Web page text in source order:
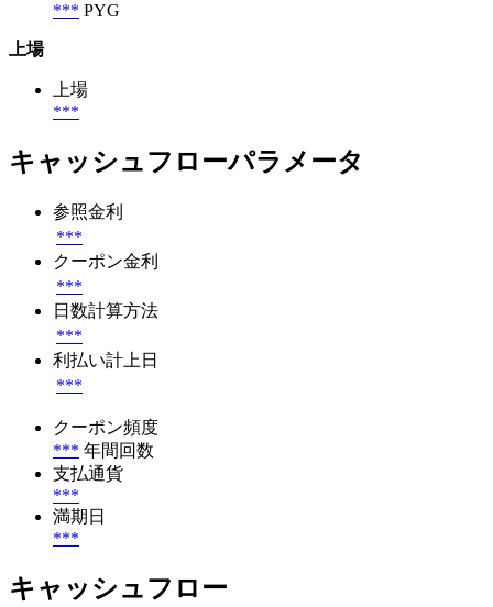
*** PYG
上場
上場
***
キャッシュフローパラメータ
参照金利
***
クーポン金利
***
日数計算方法
***
利払い計上日
***
クーポン頻度
*** 年間回数
支払通貨
***
満期日
***
キャッシュフロー